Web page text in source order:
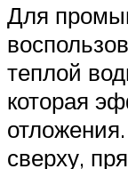
Для
теплой
которая
сверху,